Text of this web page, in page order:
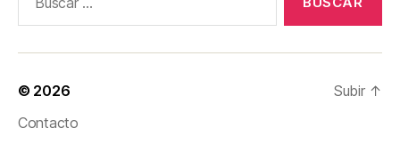
© 2026
Contacto
Subir ↑